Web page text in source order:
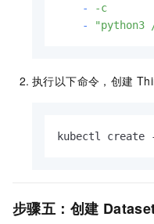
-
-c
-
"python3
执行以下命令，创建
kubectl
步骤五：创建